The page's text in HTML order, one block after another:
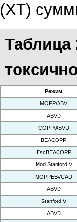
(ХТ)
Таблица
Режим
MOPP/ABV
ABVD
COPP/ABVD
BEACOPP
EscBEACOPP
Mod Stanford V
MOPPEBVCAD
ABVD
Stanford V
ABVD